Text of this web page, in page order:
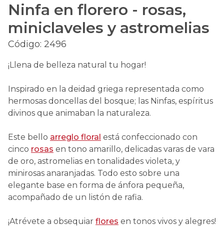
Ninfa en florero - rosas,
miniclaveles y astromelias
Código: 2496
¡Llena de belleza natural tu hogar!
Inspirado en la deidad griega representada como
hermosas doncellas del bosque; las Ninfas, espíritus
divinos que animaban la naturaleza.
Este bello arreglo floral está confeccionado con
cinco rosas en tono amarillo, delicadas varas de vara
de oro, astromelias en tonalidades violeta, y
minirosas anaranjadas. Todo esto sobre una
elegante base en forma de ánfora pequeña,
acompañado de un listón de rafia.
¡Atrévete a obsequiar flores en tonos vivos y alegres!